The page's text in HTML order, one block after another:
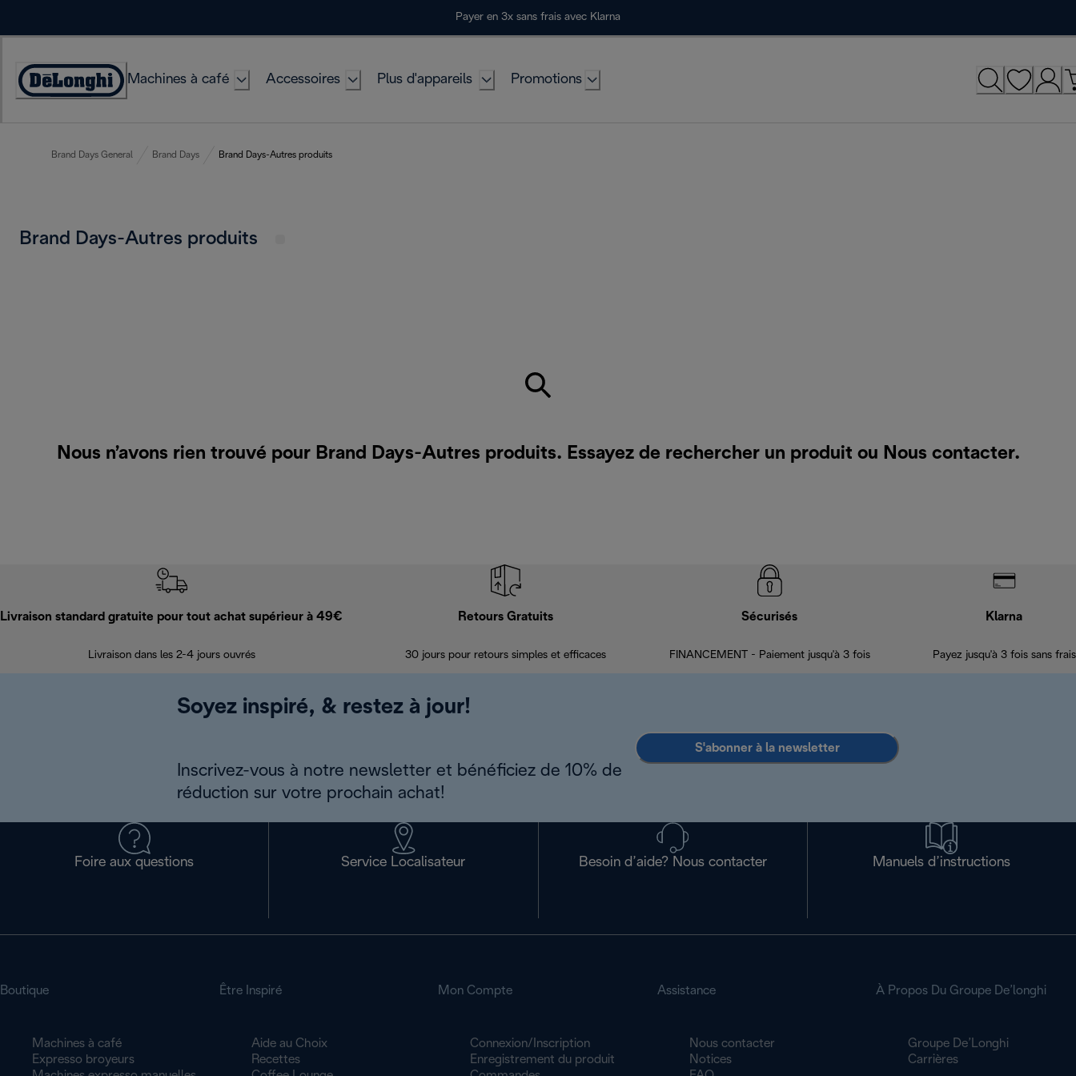
Payer en 3x sans frais avec Klarna
Déclaration
Machines à café Accessoires Plus d'appareils Promotions
Brand Days General Brand Days Brand Days-Autres produits
Brand Days-Autres produits
Nous n’avons rien trouvé pour Brand Days-Autres produits. Essayez de rechercher un produit ou Nous contacter.
Livraison standard gratuite pour tout achat supérieur à 49€
Livraison dans les 2-4 jours ouvrés
Retours Gratuits
30 jours pour retours simples et efficaces
Sécurisés
FINANCEMENT - Paiement jusqu'à 3 fois
Klarna
Payez jusqu'à 3 fois sans frais
Soyez inspiré, & restez à jour!
Inscrivez-vous à notre newsletter et bénéficiez de 10% de
réduction sur votre prochain achat!
S'abonner à la newsletter
Foire aux questions Service Localisateur Besoin d’aide? Nous contacter Manuels d’instructions
Boutique
Machines à café
Expresso broyeurs
Être Inspiré
Aide au Choix
Recettes
Mon Compte
Connexion/Inscription
Enregistrement du produit
Assistance
Nous contacter
Notices
À Propos Du Groupe De’longhi
Groupe De’Longhi
Carrières